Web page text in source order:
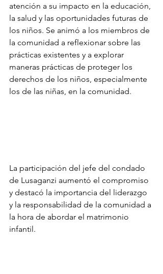
atención a su impacto en la educación,
la salud y las oportunidades futuras de
los niños. Se animó a los miembros de
la comunidad a reflexionar sobre las
prácticas existentes y a explorar
maneras prácticas de proteger los
derechos de los niños, especialmente
los de las niñas, en la comunidad.
La participación del jefe del condado
de Lusaganzi aumentó el compromiso
y destacó la importancia del liderazgo
y la responsabilidad de la comunidad a
la hora de abordar el matrimonio
infantil.